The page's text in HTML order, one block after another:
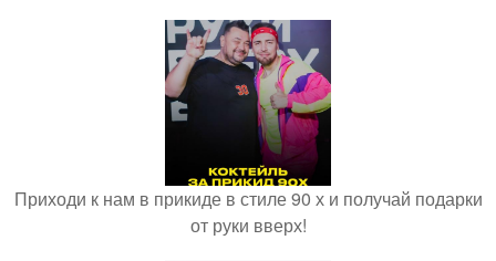
Приходи к нам в прикиде в стиле 90 х и получай подарки
от руки вверх!